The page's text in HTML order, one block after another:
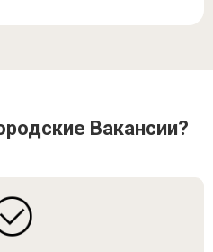
Вакансии?